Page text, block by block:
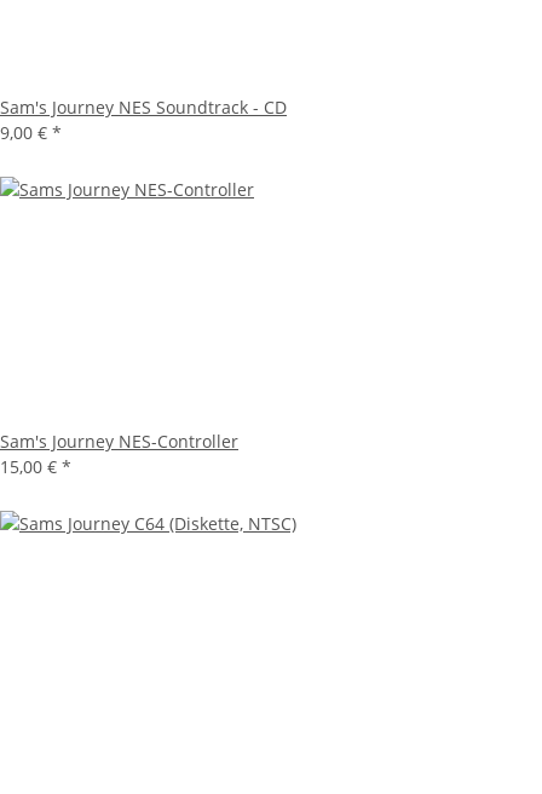
Sam's Journey NES Soundtrack - CD
9,00 € *
Sam's Journey NES-Controller
15,00 € *